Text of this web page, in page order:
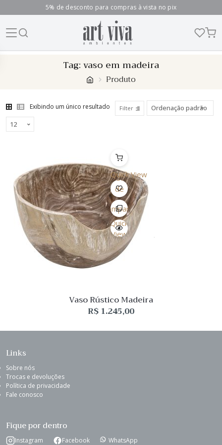
5% de desconto para compras à vista no pix
Tag:vaso em madeira
Produto
Exibindo um único resultado Filter
Quick View
Lista
de
Desejo
Comparar
Quick
View
Vaso Rústico Madeira
R$ 1.245,00
Links
Sobre nós
Trocas e devoluções
Política de privacidade
Fale conosco
Fique por dentro
Instagram Facebook WhatsApp